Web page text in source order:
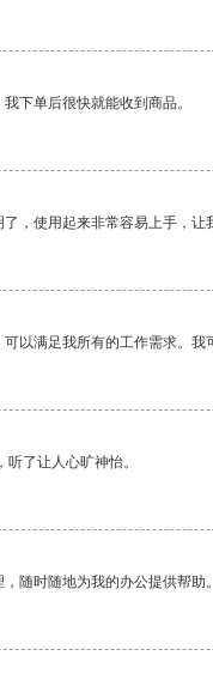
下单后很快就能收到商品。
，使用起来非常容易上手，
以满足我所有的工作需求。我
了让人心旷神怡。
随时随地为我的办公提供帮助。